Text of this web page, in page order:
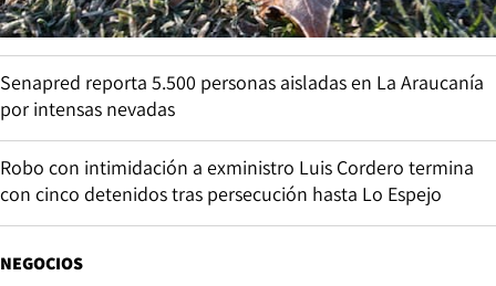
Senapred reporta 5.500 personas aisladas en La Araucanía
por intensas nevadas
Robo con intimidación a exministro Luis Cordero termina
con cinco detenidos tras persecución hasta Lo Espejo
NEGOCIOS